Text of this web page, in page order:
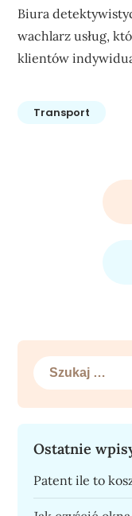
Biura
wachlarz usług,
klientów
Transport
Szukaj:
Ostatnie
Patent ile to